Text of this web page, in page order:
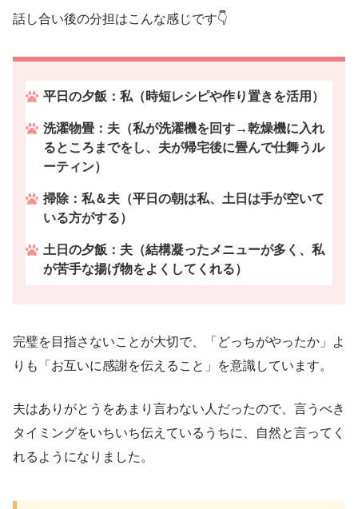
話し合い後の分担はこんな感じです👇
平日の夕飯 ：私（時短レシピや作り置きを活用）
洗濯物畳 ：夫（私が洗濯機を回す→乾燥機に入れ
るところまでをし、夫が帰宅後に畳んで仕舞うル
ーティン）
掃除：私＆夫（平日の朝は私、土日は手が空いて
いる方がする）
土日の夕飯 ：夫（結構凝ったメニューが多く、私
が苦手な揚げ物をよくしてくれる）
完璧を目指さないことが大切で、「どっちがやったか」よ
りも「お互いに感謝を伝えること」を意識しています。
夫はありがとうをあまり言わない人だったので、言うべき
タイミングをいちいち伝えているうちに、自然と言ってく
れるようになりました。